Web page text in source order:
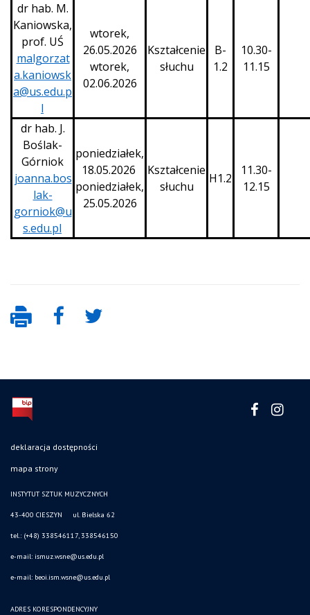
dr hab. M.
Kaniowska,
prof. UŚ
malgorzat
a.kaniowsk
a@us.edu.p
l
wtorek,
26.05.2026
wtorek,
02.06.2026
Kształcenie
słuchu
B-
1.2
10.30-
11.15
dr hab. J.
Boślak-
Górniok
joanna.bos
lak-
gorniok@u
s.edu.pl
poniedziałek,
18.05.2026
poniedziałek,
25.05.2026
Kształcenie
słuchu
H1.2
11.30-
12.15
deklaracja dostępności
mapa strony
INSTYTUT SZTUK MUZYCZNYCH
43-400 CIESZYN ul. Bielska 62
tel.: (+48) 338546117, 338546150
e-mail: ismuz.wsne@us.edu.pl
e-mail: beoi.ism.wsne@us.edu.pl
ADRES KORESPONDENCYJNY